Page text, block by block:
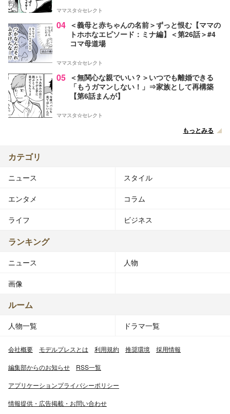
ママスタ☆セレクト
04 ＜義母と赤ちゃんの名前＞ずっと恨む【ママの
トホホなエピソード：ミナ編】＜第26話＞#4
コマ母道場
ママスタ☆セレクト
05 ＜無関心な親でいい？＞いつでも離婚できる
「もうガマンしない！」⇒家族として再構築
【第6話まんが】
ママスタ☆セレクト
もっとみる
カテゴリ
ニュース スタイル
エンタメ コラム
ライフ ビジネス
ランキング
ニュース 人物
画像
ルーム
人物一覧 ドラマ一覧
会社概要 モデルプレスとは 利用規約 推奨環境 採用情報
編集部からのお知らせ RSS一覧
アプリケーションプライバシーポリシー
情報提供・広告掲載・お問い合わせ